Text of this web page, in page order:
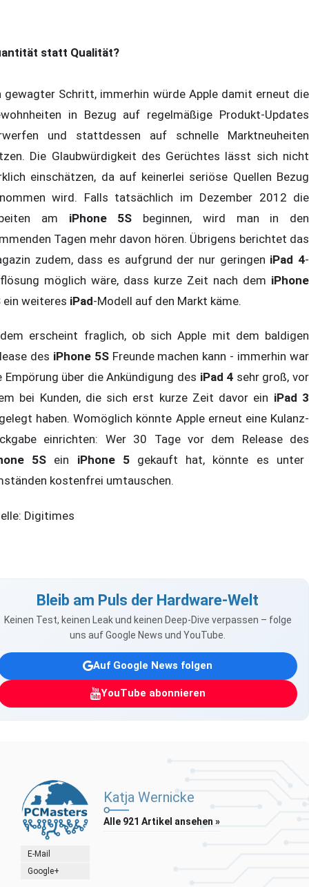
statt Qualität?
gewagter Schritt, immerhin würde Apple damit erneut die
in Bezug auf regelmäßige Produkt-Updates
und stattdessen auf schnelle Marktneuheiten
Die Glaubwürdigkeit des Gerüchtes lässt sich nicht
einschätzen, da auf keinerlei seriöse Quellen Bezug
wird. Falls tatsächlich im Dezember 2012 die
am iPhone 5S beginnen, wird man in den
Tagen mehr davon hören. Übrigens berichtet das
zudem, dass es aufgrund der nur geringen iPad 4-
möglich wäre, dass kurze Zeit nach dem iPhone
ein weiteres iPad-Modell auf den Markt käme.
erscheint fraglich, ob sich Apple mit dem baldigen
des iPhone 5SFreunde machen kann - immerhin war
Empörung über die Ankündigung des iPad 4 sehr groß, vor
bei Kunden, die sich erst kurze Zeit davor ein iPad 3
haben. Womöglich könnte Apple erneut eine Kulanz-
einrichten: Wer 30 Tage vor dem Release des
5S ein iPhone 5gekauft hat, könnte es unter
kostenfrei umtauschen.
Digitimes
Bleib am Puls der Hardware-Welt
Keinen Test, keinen Leak und keinen Deep-Dive verpassen – folge
uns auf Google News und YouTube.
Auf Google News folgen
YouTube abonnieren
E-Mail
Google+
Katja Wernicke
Alle 921 Artikel ansehen »